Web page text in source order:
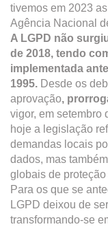
tivemos em 2023
Agência Nacional
A LGPD não
de 2018, tendo
implementada
1995. Desde os
aprovação,
vigor, em setembro
hoje a legislação
demandas locais
dados, mas
globais de
Para os que se
LGPD deixou de
transformando-se